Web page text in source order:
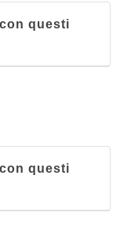
questi
questi